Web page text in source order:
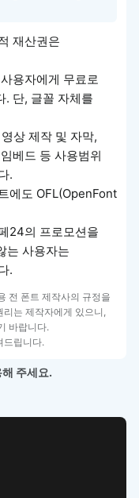
재산권은
용자에게 무료로
. 단, 글꼴 자체를
상 제작 및 자막,
베드 등 사용범위
.
에도 OFL(OpenFont
24의 프로모션을
는 사용자는
.
전 폰트 제작사의 규정을
리는 제작자에게 있으니,
바랍니다.
드립니다.
주세요.